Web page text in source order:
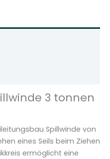
3 tonnen
Spillwinde von
eines Seils beim Ziehen
ermöglicht eine